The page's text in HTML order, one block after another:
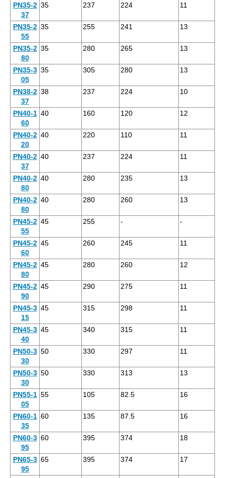
PN35-2
37
35 237 224 11
PN35-2
55
35 255 241 13
PN35-2
80
35 280 265 13
PN35-3
05
35 305 280 13
PN38-2
37
38 237 224 10
PN40-1
60
40 160 120 12
PN40-2
20
40 220 110 11
PN40-2
37
40 237 224 11
PN40-2
80
40 280 235 13
PN40-2
80
40 280 260 13
PN45-2
55
45 255 - -
PN45-2
60
45 260 245 11
PN45-2
80
45 280 260 12
PN45-2
90
45 290 275 11
PN45-3
15
45 315 298 11
PN45-3
40
45 340 315 11
PN50-3
30
50 330 297 11
PN50-3
30
50 330 313 13
PN55-1
05
55 105 82.5 16
PN60-1
35
60 135 87.5 16
PN60-3
95
60 395 374 18
PN65-3
95
65 395 374 17